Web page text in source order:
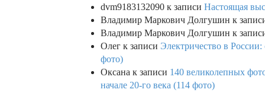
dvm9183132090 к записи Настоящая
Владимир Маркович Долгушин к
Владимир Маркович Долгушин к
Олег к записи Электричество в
фото)
Оксана к записи 140 великолепных
начале 20-го века (114 фото)